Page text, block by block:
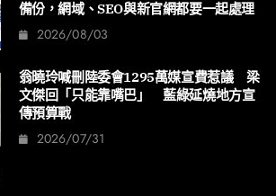
備份，網域、SEO與新官網都要一起處理
2026/08/03
翁曉玲喊刪陸委會1295萬媒宣費惹議 梁
文傑回「只能靠嘴巴」 藍綠延燒地方宣
傳預算戰
2026/07/31